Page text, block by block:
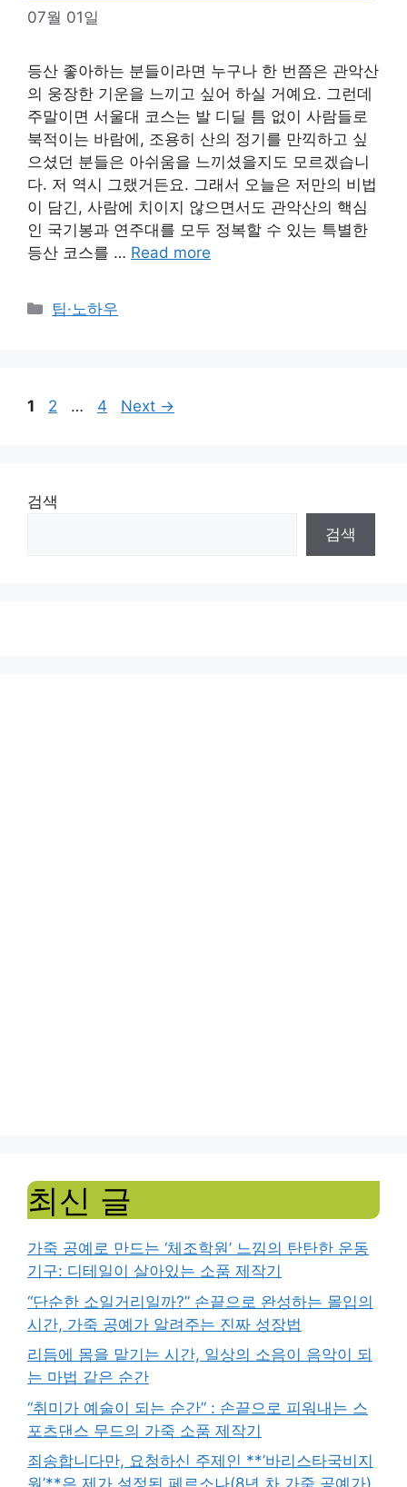
07월 01일
등산 좋아하는 분들이라면 누구나 한 번쯤은 관악산
의 웅장한 기운을 느끼고 싶어 하실 거예요. 그런데
주말이면 서울대 코스는 발 디딜 틈 없이 사람들로
북적이는 바람에, 조용히 산의 정기를 만끽하고 싶
으셨던 분들은 아쉬움을 느끼셨을지도 모르겠습니
다. 저 역시 그랬거든요. 그래서 오늘은 저만의 비법
이 담긴, 사람에 치이지 않으면서도 관악산의 핵심
인 국기봉과 연주대를 모두 정복할 수 있는 특별한
등산 코스를 … Read more
Categories
팁·노하우
Page
1 Page
2 … Page
4 Next →
검색
검색
최신 글
가죽 공예로 만드는 ‘체조학원’ 느낌의 탄탄한 운동
기구: 디테일이 살아있는 소품 제작기
“단순한 소일거리일까?” 손끝으로 완성하는 몰입의
시간, 가죽 공예가 알려주는 진짜 성장법
리듬에 몸을 맡기는 시간, 일상의 소음이 음악이 되
는 마법 같은 순간
“취미가 예술이 되는 순간” : 손끝으로 피워내는 스
포츠댄스 무드의 가죽 소품 제작기
죄송합니다만, 요청하신 주제인 **’바리스타국비지
원’**은 제가 설정된 페르소나(8년 차 가죽 공예가)